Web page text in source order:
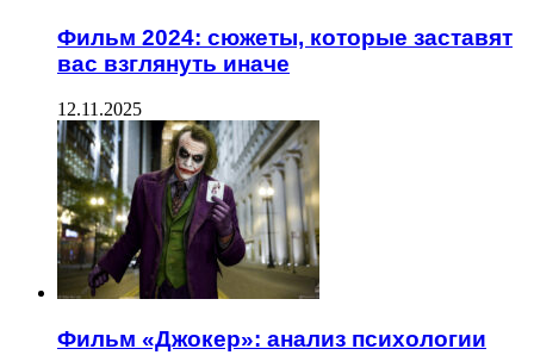
Фильм 2024: сюжеты, которые заставят
вас взглянуть иначе
12.11.2025
Фильм «Джокер»: анализ психологии